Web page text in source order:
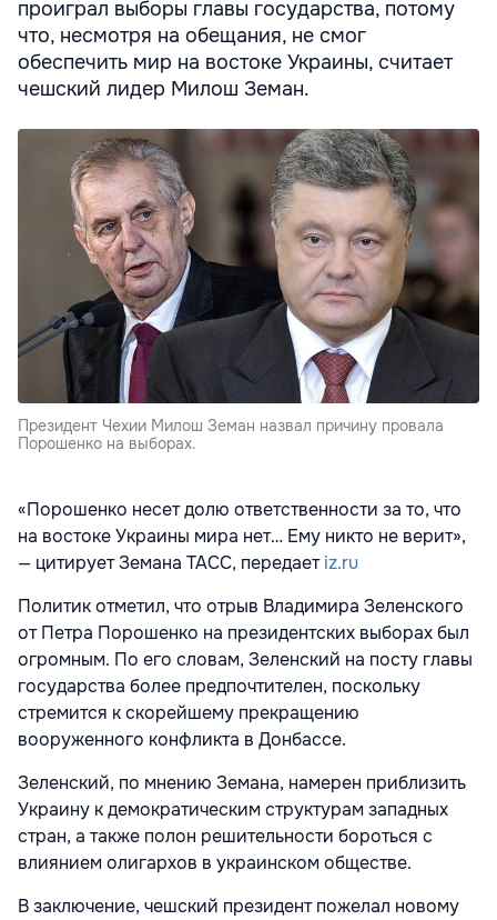
проиграл выборы главы государства, потому
что, несмотря на обещания, не смог
обеспечить мир на востоке Украины, считает
чешский лидер Милош Земан.
Президент Чехии Милош Земан назвал причину провала
Порошенко на выборах.
«Порошенко несет долю ответственности за то, что
на востоке Украины мира нет… Ему никто не верит»,
— цитирует Земана ТАСС, передаетiz.ru
Политик отметил, что отрыв Владимира Зеленского
от Петра Порошенко на президентских выборах был
огромным. По его словам, Зеленский на посту главы
государства более предпочтителен, поскольку
стремится к скорейшему прекращению
вооруженного конфликта в Донбассе.
Зеленский, по мнению Земана, намерен приблизить
Украину к демократическим структурам западных
стран, а также полон решительности бороться с
влиянием олигархов в украинском обществе.
В заключение, чешский президент пожелал новому